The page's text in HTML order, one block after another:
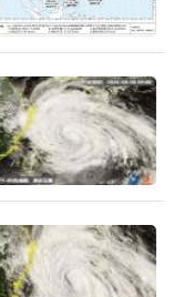
左右；而南
你所在的城市
是已经悄悄降